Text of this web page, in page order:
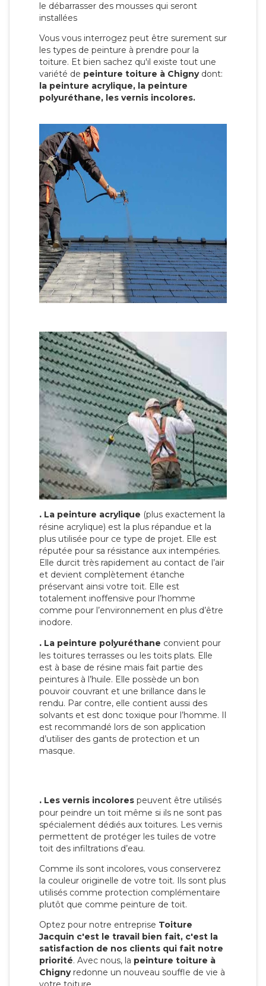
le débarrasser des mousses qui seront
installées
Vous vous interrogez peut être surement sur
les types de peinture à prendre pour la
toiture. Et bien sachez qu'il existe tout une
variété de peinture toiture à Chigny dont:
la peinture acrylique, la peinture
polyuréthane, les vernis incolores.
. La peinture acrylique (plus exactement la
résine acrylique) est la plus répandue et la
plus utilisée pour ce type de projet. Elle est
réputée pour sa résistance aux intempéries.
Elle durcit très rapidement au contact de l’air
et devient complètement étanche
préservant ainsi votre toit. Elle est
totalement inoffensive pour l’homme
comme pour l’environnement en plus d’être
inodore.
. La peinture polyuréthane convient pour
les toitures terrasses ou les toits plats. Elle
est à base de résine mais fait partie des
peintures à l’huile. Elle possède un bon
pouvoir couvrant et une brillance dans le
rendu. Par contre, elle contient aussi des
solvants et est donc toxique pour l’homme. Il
est recommandé lors de son application
d’utiliser des gants de protection et un
masque.
. Les vernis incolores peuvent être utilisés
pour peindre un toit même si ils ne sont pas
spécialement dédiés aux toitures. Les vernis
permettent de protéger les tuiles de votre
toit des infiltrations d’eau.
Comme ils sont incolores, vous conserverez
la couleur originelle de votre toit. Ils sont plus
utilisés comme protection complémentaire
plutôt que comme peinture de toit.
Optez pour notre entreprise Toiture
Jacquin c'est le travail bien fait, c'est la
satisfaction de nos clients qui fait notre
priorité. Avec nous, la peinture toiture à
Chignyredonne un nouveau souffle de vie à